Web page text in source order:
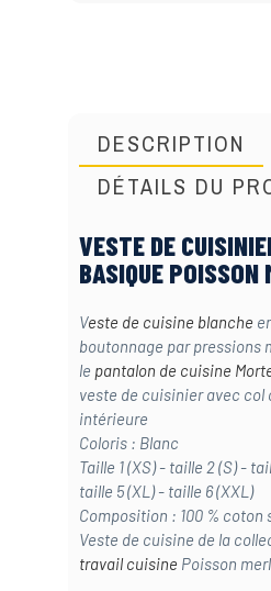
DESCRIPTION
DÉTAILS DU
VESTE DE
BASIQUE POISSON
Veste de cuisine blanche
boutonnage par pressions
le pantalon de cuisine
veste de cuisinier avec col
intérieure
Coloris : Blanc
Taille 1 (XS) - taille 2 (S) -
taille 5 (XL) - taille 6 (XXL)
Composition : 100 % coton
Veste de cuisine de la
travail cuisinePoisson